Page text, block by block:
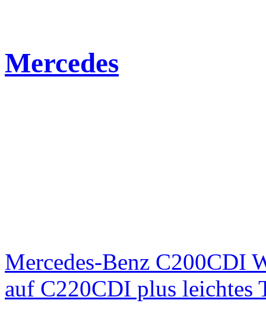
Mercedes
Mercedes-Benz C200CDI
auf C220CDI plus